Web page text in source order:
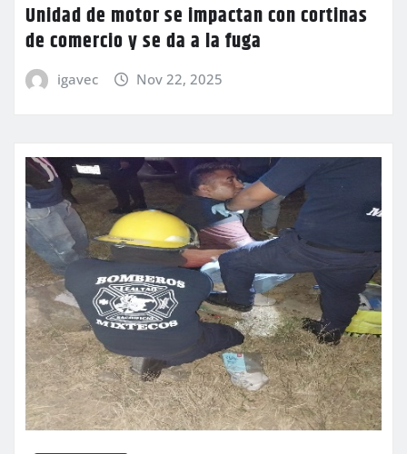
Unidad de motor se impactan con cortinas
de comercio y se da a la fuga
igavec Nov 22, 2025